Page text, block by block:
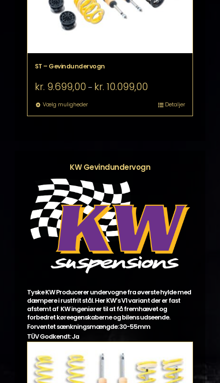
ST – Gevindundervogn
kr. 9.699,00 – kr. 10.099,00Prisinterval:
Vælg mulighederDette
vare
kan
vælges
på
varesiden
Detaljer
KW Gevindundervogn
Tyske KW Producerer undervogne fra øverste hylde med
dæmpere i rustfrit stål. Her KW’s V1 variant der er fast
afstemt af KW ingeniører til at få fremhævet og
forbedret køreegenskaberne og bilens udseende.
Forventet sænkningsmængde: 30-55mm
TÜV Godkendt: Ja